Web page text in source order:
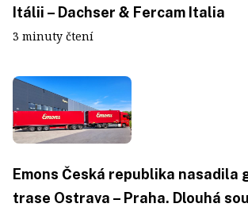
Itálii – Dachser & Fercam Italia
3 minuty čtení
Emons Česká republika nasadila
trase Ostrava – Praha. Dlouhá